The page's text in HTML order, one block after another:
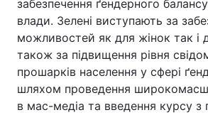
забезпечення ґендерного
влади. Зелені виступають за
можливостей як для жінок так і
також за підвищення рівня
прошарків населення у сфері
шляхом проведення
в мас-медіа та введення курсу з